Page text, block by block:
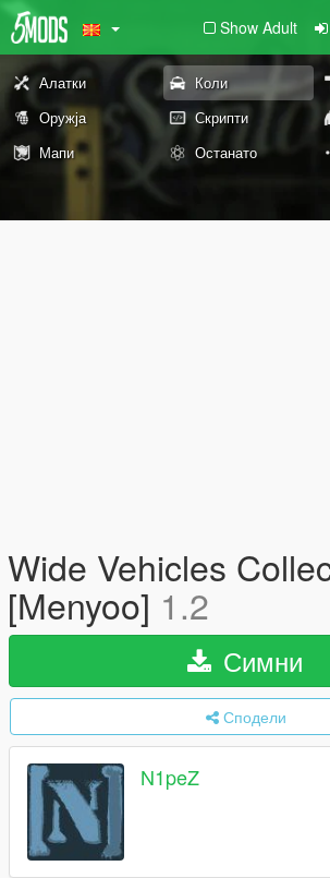
Show Adult
Алатки Коли
Оружја
Скрипти
Мапи
Останато
Wide Vehicles
[Menyoo] 1.2
Симни
Сподели
N1peZ